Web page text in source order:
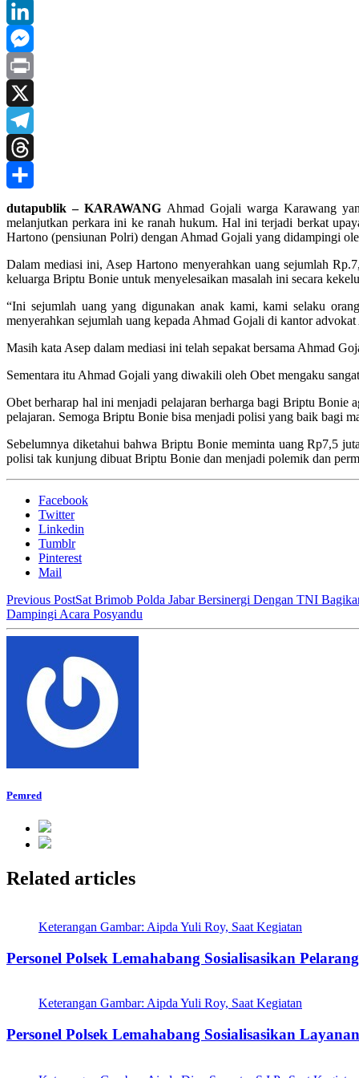
Tumblr
LinkedIn
Messenger
Print
X
Telegram
Threads
Share
dutapublik – KARAWANG Ahmad Gojali warga Karawang
melanjutkan perkara ini ke ranah hukum. Hal ini terjadi berkat
Hartono (pensiunan Polri) dengan Ahmad Gojali yang didampingi
Dalam mediasi ini, Asep Hartono menyerahkan uang sejumlah
keluarga Briptu Bonie untuk menyelesaikan masalah ini secara
“Ini sejumlah uang yang digunakan anak kami, kami selaku
menyerahkan sejumlah uang kepada Ahmad Gojali di kantor
Masih kata Asep dalam mediasi ini telah sepakat bersama Ahmad
Sementara itu Ahmad Gojali yang diwakili oleh Obet mengaku
Obet berharap hal ini menjadi pelajaran berharga bagi Briptu Bonie
pelajaran. Semoga Briptu Bonie bisa menjadi polisi yang baik bagi
Sebelumnya diketahui bahwa Briptu Bonie meminta uang Rp7,5
polisi tak kunjung dibuat Briptu Bonie dan menjadi polemik dan
Facebook
Twitter
Linkedin
Tumblr
Pinterest
Mail
Previous PostSat Brimob Polda Jabar Bersinergi Dengan TNI
Dampingi Acara Posyandu
Pemred
Related articles
Keterangan Gambar: Aipda Yuli Roy, Saat Kegiatan
Personel Polsek Lemahabang Sosialisasikan
Keterangan Gambar: Aipda Yuli Roy, Saat Kegiatan
Personel Polsek Lemahabang Sosialisasikan